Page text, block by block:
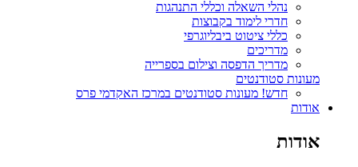
נהלי השאלה וכללי התנהגות
חדרי לימוד בקבוצות
כללי ציטוט ביבליוגרפי
מדריכים
מדריך הדפסה וצילום בספרייה
מעונות סטודנטים
חדש! מעונות סטודנטים במרכז האקדמי פרס
אודות
אודות